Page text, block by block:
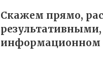
Скажем прямо,
информационном